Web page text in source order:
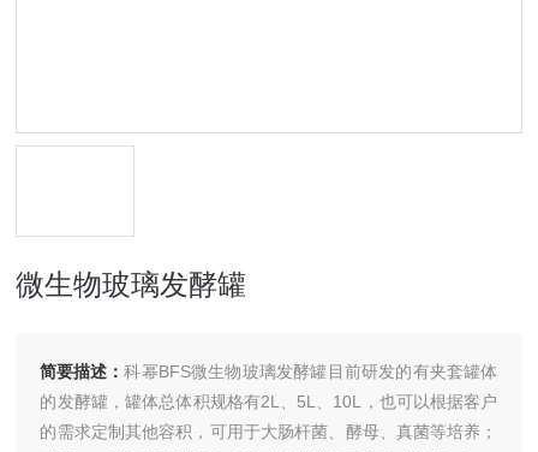
微生物玻璃发酵罐
简要描述：科幂BFS微生物玻璃发酵罐目前研发的有夹套罐体
的发酵罐，罐体总体积规格有2L、5L、10L，也可以根据客户
的需求定制其他容积，可用于大肠杆菌、酵母、真菌等培养；